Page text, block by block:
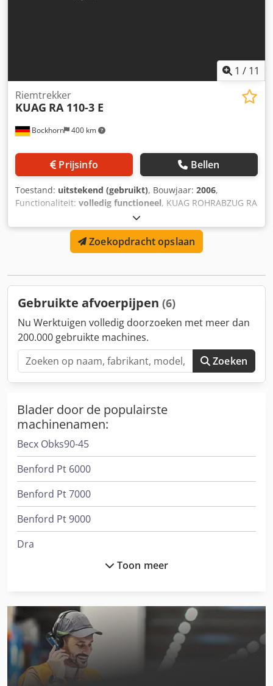
1 / 11
Bockhorn 400 km
Riemtrekker
KUAG RA 110-3 E
Prijsinfo Bellen
Toestand: uitstekend (gebruikt), Bouwjaar: 2006,
Functionaliteit: volledig functioneel, KUAG ROHRABZUG RA
110/3 rupsafnemer Bouwjaar: 2006 Rupsen: 3 met
synchronaandrijving Diameter: min. 25 mm, max. 110 mm
Aftreksnelheid: 0,2 – 15 m/min Staat: zeer goed,
bedrijfsklaar De afnemer is mijn eigendom Credpfeyq
spreken Engels Sachal Extrusionsmaschinen D-26345
Zoekopdracht opslaan
Gebruikte afvoerpijpen (6)
Nu Werktuigen volledig doorzoeken met meer dan
200.000 gebruikte machines.
Zoeken
Blader door de populairste
machinenamen:
Becx Obks90-45
Benford Pt 6000
Benford Pt 7000
Benford Pt 9000
Dra
International 433
International 453
International 533
Toon meer